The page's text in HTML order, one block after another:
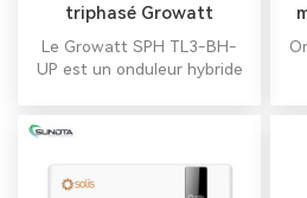
triphasé Growatt
Le Growatt SPH TL3-BH-
UP est un onduleur hybride
et industrielles. Puissances
kW, 7 kW, 8 kW et 10 kW. Un